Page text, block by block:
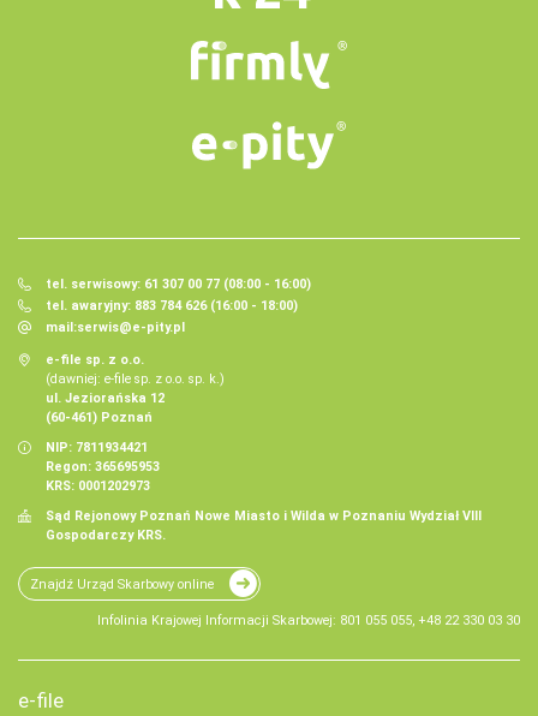
tel. serwisowy: 61 307 00 77 (08:00 - 16:00)
tel. awaryjny: 883 784 626 (16:00 - 18:00)
mail:serwis@e-pity.pl
e-file sp. z o.o.
(dawniej: e-file sp. z o.o. sp. k.)
ul. Jeziorańska 12
(60-461) Poznań
NIP: 7811934421
Regon: 365695953
KRS: 0001202973
Sąd Rejonowy Poznań Nowe Miasto i Wilda w Poznaniu Wydział VIII
Gospodarczy KRS.
Znajdź Urząd Skarbowy online
Infolinia Krajowej Informacji Skarbowej: 801 055 055, +48 22 330 03 30
e-file